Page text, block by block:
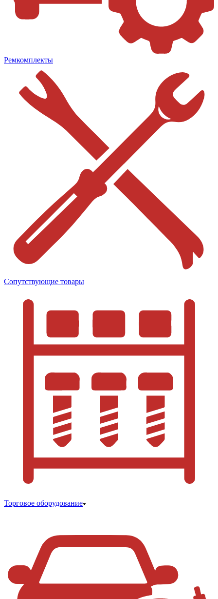
Ремкомплекты
Сопутствующие товары
Торговое оборудование